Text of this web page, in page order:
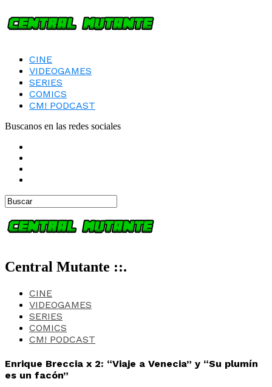
CINE
VIDEOGAMES
SERIES
COMICS
CM! PODCAST
Buscanos en las redes sociales
Central Mutante ::.
CINE
VIDEOGAMES
SERIES
COMICS
CM! PODCAST
Enrique Breccia x 2: “Viaje a Venecia” y “Su plumín
es un facón”